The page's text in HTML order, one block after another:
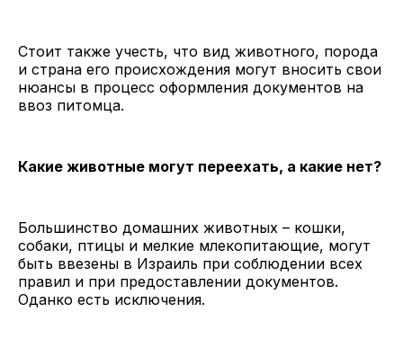
Стоит также учесть, что вид животного, порода
и страна его происхождения могут вносить свои
нюансы в процесс оформления документов на
ввоз питомца.
Какие животные могут переехать, а какие нет?
Большинство домашних животных – кошки,
собаки, птицы и мелкие млекопитающие, могут
быть ввезены в Израиль при соблюдении всех
правил и при предоставлении документов.
Оданко есть исключения.